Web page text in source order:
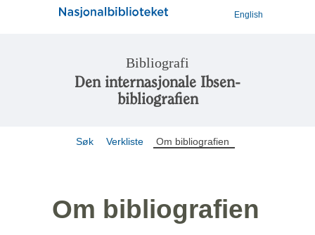
English
Bibliografi
Den internasjonale Ibsen-
bibliografien
Søk Verkliste Om bibliografien
Om bibliografien